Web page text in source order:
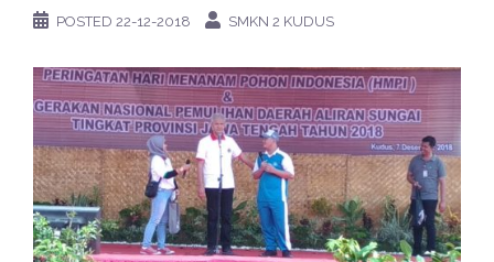
POSTED 22-12-2018 SMKN 2 KUDUS